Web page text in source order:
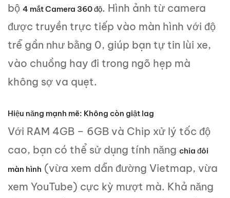
bộ 4 mắt Camera 360 độ. Hình ảnh từ camera
được truyền trực tiếp vào màn hình với độ
trễ gần như bằng 0, giúp bạn tự tin lùi xe,
vào chuồng hay đi trong ngõ hẹp mà
không sợ va quẹt.
Hiệu năng mạnh mẽ: Không còn giật lag
Với RAM 4GB – 6GB và Chip xử lý tốc độ
cao, bạn có thể sử dụng tính năng chia đôi
màn hình (vừa xem dẫn đường Vietmap, vừa
xem YouTube) cực kỳ mượt mà. Khả năng